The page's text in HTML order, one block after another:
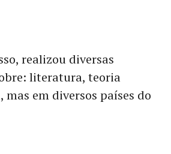
realizou diversas
literatura, teoria
em diversos países do